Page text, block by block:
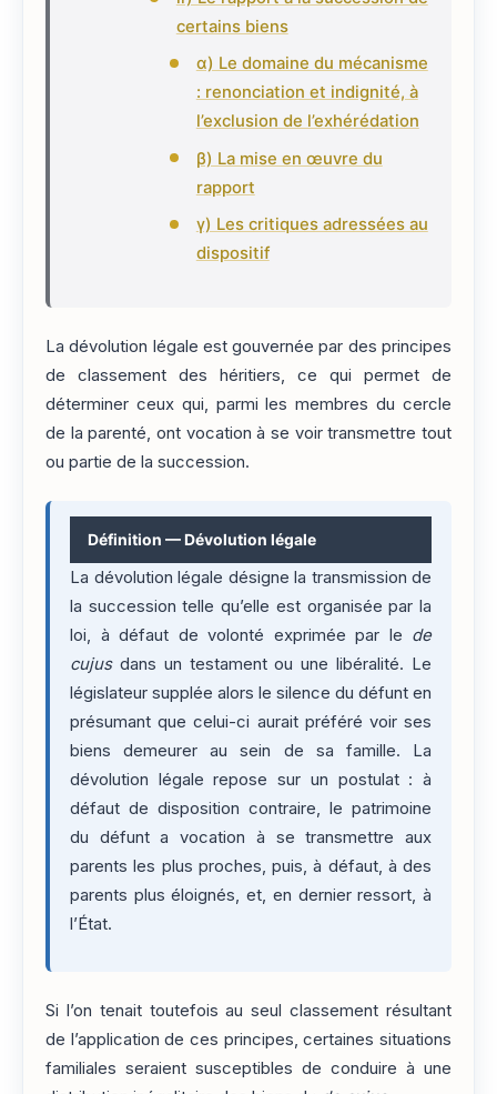
certains biens
α) Le domaine du mécanisme
: renonciation et indignité, à
l’exclusion de l’exhérédation
β) La mise en œuvre du
rapport
γ) Les critiques adressées au
dispositif
La dévolution légale est gouvernée par des principes
de classement des héritiers, ce qui permet de
déterminer ceux qui, parmi les membres du cercle
de la parenté, ont vocation à se voir transmettre tout
ou partie de la succession.
Définition — Dévolution légale
La dévolution légale désigne la transmission de
la succession telle qu’elle est organisée par la
loi, à défaut de volonté exprimée par le de
cujusdans un testament ou une libéralité. Le
législateur supplée alors le silence du défunt en
présumant que celui-ci aurait préféré voir ses
biens demeurer au sein de sa famille. La
dévolution légale repose sur un postulat : à
défaut de disposition contraire, le patrimoine
du défunt a vocation à se transmettre aux
parents les plus proches, puis, à défaut, à des
parents plus éloignés, et, en dernier ressort, à
l’État.
Si l’on tenait toutefois au seul classement résultant
de l’application de ces principes, certaines situations
familiales seraient susceptibles de conduire à une